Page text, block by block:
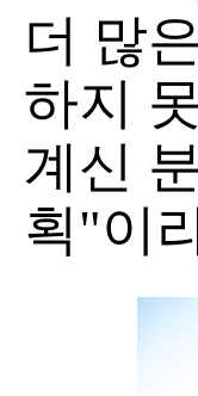
더 많
하지
계신
획"이